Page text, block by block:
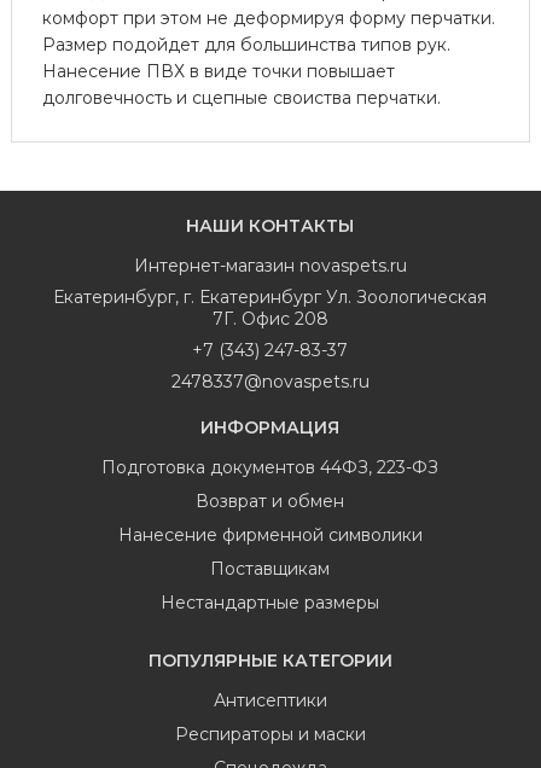
комфорт при этом не деформируя форму перчатки.
Размер подойдет для большинства типов рук.
Нанесение ПВХ в виде точки повышает
долговечность и сцепные своиства перчатки.
НАШИ КОНТАКТЫ
Интернет-магазин novaspets.ru
Екатеринбург, г. Екатеринбург Ул. Зоологическая
7Г. Офис 208
+7 (343) 247-83-37
2478337@novaspets.ru
ИНФОРМАЦИЯ
Подготовка документов 44ФЗ, 223-ФЗ
Возврат и обмен
Нанесение фирменной символики
Поставщикам
Нестандартные размеры
ПОПУЛЯРНЫЕ КАТЕГОРИИ
Антисептики
Респираторы и маски